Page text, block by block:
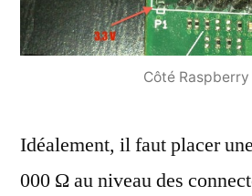
Côté Raspberry
Idéalement, il faut placer
000 Ω au niveau des